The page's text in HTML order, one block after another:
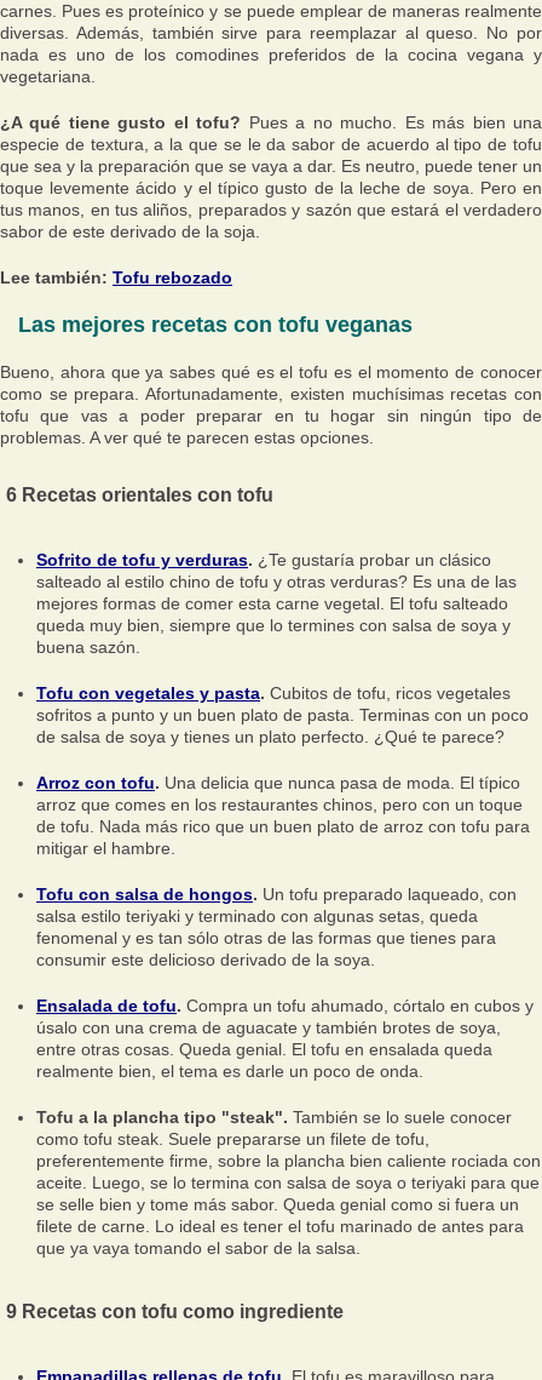
carnes. Pues es proteínico y se puede emplear de maneras realmente
diversas. Además, también sirve para reemplazar al queso. No por
nada es uno de los comodines preferidos de la cocina vegana y
vegetariana.
¿A qué tiene gusto el tofu? Pues a no mucho. Es más bien una
especie de textura, a la que se le da sabor de acuerdo al tipo de tofu
que sea y la preparación que se vaya a dar. Es neutro, puede tener un
toque levemente ácido y el típico gusto de la leche de soya. Pero en
tus manos, en tus aliños, preparados y sazón que estará el verdadero
sabor de este derivado de la soja.
Lee también: Tofu rebozado
Las mejores recetas con tofu veganas
Bueno, ahora que ya sabes qué es el tofu es el momento de conocer
como se prepara. Afortunadamente, existen muchísimas recetas con
tofu que vas a poder preparar en tu hogar sin ningún tipo de
problemas. A ver qué te parecen estas opciones.
6 Recetas orientales con tofu
Sofrito de tofu y verduras. ¿Te gustaría probar un clásico
salteado al estilo chino de tofu y otras verduras? Es una de las
mejores formas de comer esta carne vegetal. El tofu salteado
queda muy bien, siempre que lo termines con salsa de soya y
buena sazón.
Tofu con vegetales y pasta. Cubitos de tofu, ricos vegetales
sofritos a punto y un buen plato de pasta. Terminas con un poco
de salsa de soya y tienes un plato perfecto. ¿Qué te parece?
Arroz con tofu. Una delicia que nunca pasa de moda. El típico
arroz que comes en los restaurantes chinos, pero con un toque
de tofu. Nada más rico que un buen plato de arroz con tofu para
mitigar el hambre.
Tofu con salsa de hongos. Un tofu preparado laqueado, con
salsa estilo teriyaki y terminado con algunas setas, queda
fenomenal y es tan sólo otras de las formas que tienes para
consumir este delicioso derivado de la soya.
Ensalada de tofu. Compra un tofu ahumado, córtalo en cubos y
úsalo con una crema de aguacate y también brotes de soya,
entre otras cosas. Queda genial. El tofu en ensalada queda
realmente bien, el tema es darle un poco de onda.
Tofu a la plancha tipo "steak". También se lo suele conocer
como tofu steak. Suele prepararse un filete de tofu,
preferentemente firme, sobre la plancha bien caliente rociada con
aceite. Luego, se lo termina con salsa de soya o teriyaki para que
se selle bien y tome más sabor. Queda genial como si fuera un
filete de carne. Lo ideal es tener el tofu marinado de antes para
que ya vaya tomando el sabor de la salsa.
9 Recetas con tofu como ingrediente